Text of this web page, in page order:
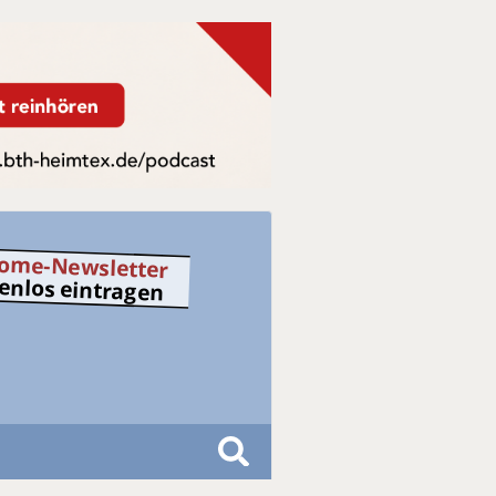
Newsletter
eintragen
S